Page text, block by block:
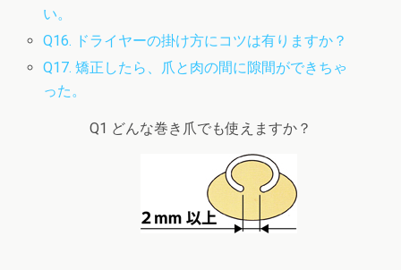
い。
Q16. ドライヤーの掛け方にコツは有りますか？
Q17. 矯正したら、爪と肉の間に隙間ができちゃ
った。
Q1 どんな巻き爪でも使えますか？